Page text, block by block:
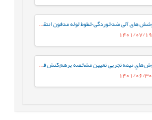
مروري بر پوشش های آلی ضدخوردگی خطوط لوله مدفون انتقال نفت و گاز
مروري بر روش هاي نيمه تجربي تعيين مشخصه برهم کنش فلوري- هاگينز در آميزه هاي پليمري